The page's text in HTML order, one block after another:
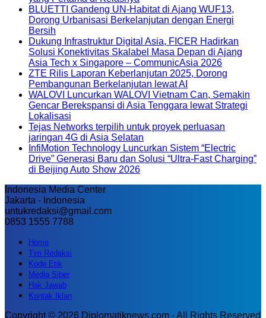
BLUETTI Gandeng UN-Habitat di Ajang WUF13,
Dorong Urbanisasi Berkelanjutan dengan Energi
Bersih
Dukung Infrastruktur Digital Asia, FICER Hadirkan
Solusi Konektivitas Skalabel Masa Depan di Ajang
Asia Tech x Singapore – CommunicAsia 2026
ZTE Rilis Laporan Keberlanjutan 2025, Dorong
Pembangunan Berkelanjutan lewat AI
WALOVI Luncurkan WALOVI Vietnam Can, Semakin
Gencar Berekspansi di Asia Tenggara lewat Strategi
Lokalisasi
Tejas Networks terpilih untuk proyek perluasan
jaringan 4G di Asia Selatan
InfiMotion Technology Luncurkan Sistem “Electric
Drive” Generasi Baru dan Solusi “Ultra-Fast Charging”
di Beijing Auto Show 2026
Indonesia Media Center
Jakarta - Indonesia
untukredaksi@gmail.com
0853 1555 7788
Home
Tim Redaksi
Kode Etik
Media Siber
Hak Jawab
Kontak Iklan
Copyright © 2026 Diplomatiknews.com - All Rights Reserved